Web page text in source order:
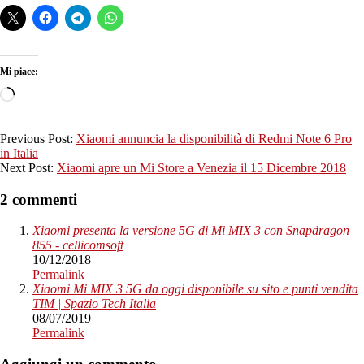
Mi piace:
Caricamento
2018-
12-
10
Previous Post: Xiaomi annuncia la disponibilità di Redmi Note 6 Pro
in Italia
Next Post: Xiaomi apre un Mi Store a Venezia il 15 Dicembre 2018
2 commenti
Xiaomi presenta la versione 5G di Mi MIX 3 con Snapdragon
855 - cellicomsoft
10/12/2018
Permalink
Xiaomi Mi MIX 3 5G da oggi disponibile su sito e punti vendita
TIM | Spazio Tech Italia
08/07/2019
Permalink